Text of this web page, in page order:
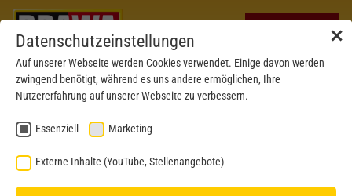
✕
Datenschutzeinstellungen
Auf unserer Webseite werden Cookies verwendet. Einige davon werden
zwingend benötigt, während es uns andere ermöglichen, Ihre
Nutzererfahrung auf unserer Webseite zu verbessern.
Essenziell Marketing
Externe Inhalte (YouTube, Stellenangebote)